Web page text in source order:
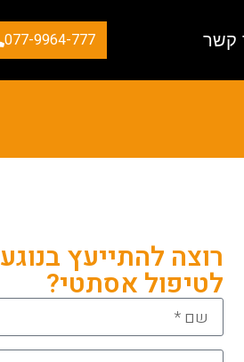
קשר 077-9964-777
רוצה להתייעץ בנוגע
לטיפול אסתטי?